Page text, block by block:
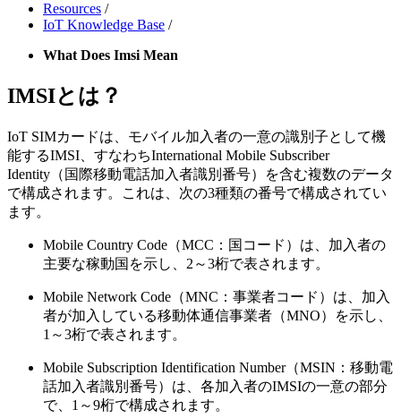
Resources /
IoT Knowledge Base /
What Does Imsi Mean
IMSIとは？
IoT SIMカードは、モバイル加入者の一意の識別子として機
能するIMSI、すなわちInternational Mobile Subscriber
Identity（国際移動電話加入者識別番号）を含む複数のデータ
で構成されます。これは、次の3種類の番号で構成されてい
ます。
Mobile Country Code（MCC：国コード）は、加入者の
主要な稼動国を示し、2～3桁で表されます。
Mobile Network Code（MNC：事業者コード）は、加入
者が加入している移動体通信事業者（MNO）を示し、
1～3桁で表されます。
Mobile Subscription Identification Number（MSIN：移動電
話加入者識別番号）は、各加入者のIMSIの一意の部分
で、1～9桁で構成されます。